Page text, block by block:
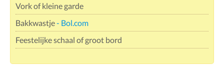
Vork of kleine garde
Bakkwastje- Bol.com
Feestelijke schaal of groot bord